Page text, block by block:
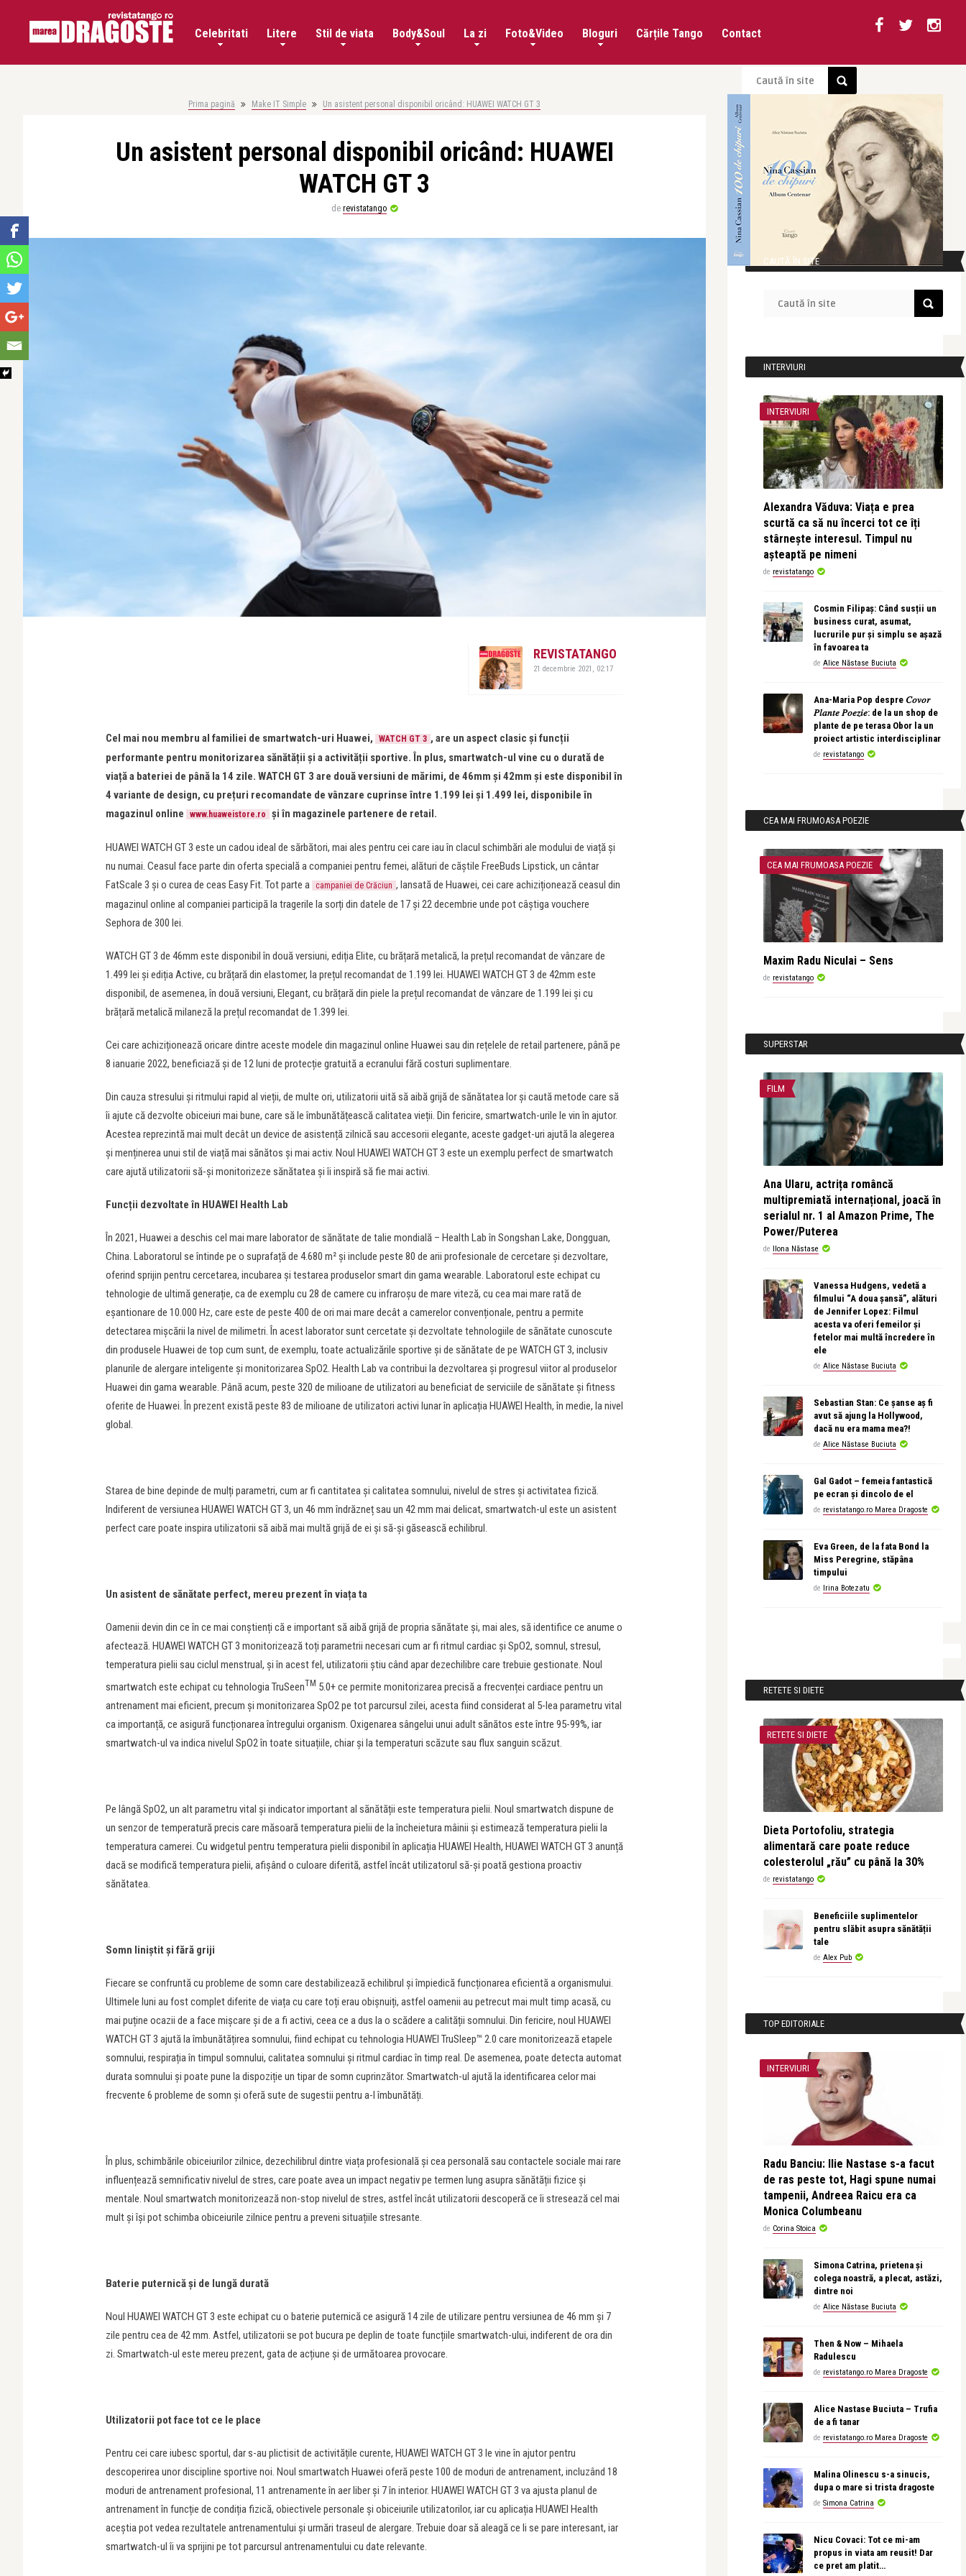
Celebritati Litere Stil de viata Body&Soul La zi Foto&Video Bloguri Cărțile Tango Contact
Prima pagină Make IT Simple Un asistent personal disponibil oricând: HUAWEI WATCH GT 3
Un asistent personal disponibil oricând: HUAWEI
WATCH GT 3
de revistatango
REVISTATANGO
21 decembrie 2021, 02:17
Cel mai nou membru al familiei de smartwatch-uri Huawei, WATCH GT 3 , are un aspect clasic și funcții
performante pentru monitorizarea sănătății și a activității sportive. În plus, smartwatch-ul vine cu o durată de
viață a bateriei de până la 14 zile. WATCH GT 3 are două versiuni de mărimi, de 46mm și 42mm și este disponibil în
4 variante de design, cu prețuri recomandate de vânzare cuprinse între 1.199 lei și 1.499 lei, disponibile în
magazinul online
www.huaweistore.ro și în magazinele partenere de retail.
HUAWEI WATCH GT 3 este un cadou ideal de sărbători, mai ales pentru cei care iau în clacul schimbări ale modului de viață și
nu numai. Ceasul face parte din oferta specială a companiei pentru femei, alături de căștile FreeBuds Lipstick, un cântar
FatScale 3 și o curea de ceas Easy Fit. Tot parte a
campaniei de Crăciun , lansată de Huawei, cei care achiziționează ceasul din
magazinul online al companiei participă la tragerile la sorți din datele de 17 și 22 decembrie unde pot câștiga vouchere
Sephora de 300 lei.
WATCH GT 3 de 46mm este disponibil în două versiuni, ediția Elite, cu brățară metalică, la prețul recomandat de vânzare de
1.499 lei și ediția Active, cu brățară din elastomer, la prețul recomandat de 1.199 lei. HUAWEI WATCH GT 3 de 42mm este
disponibil, de asemenea, în două versiuni, Elegant, cu brățară din piele la prețul recomandat de vânzare de 1.199 lei și cu
brățară metalică milaneză la prețul recomandat de 1.399 lei.
Cei care achiziționează oricare dintre aceste modele din magazinul online Huawei sau din rețelele de retail partenere, până pe
8 ianuarie 2022, beneficiază și de 12 luni de protecție gratuită a ecranului fără costuri suplimentare.
Din cauza stresului și ritmului rapid al vieții, de multe ori, utilizatorii uită să aibă grijă de sănătatea lor și caută metode care să
îi ajute că dezvolte obiceiuri mai bune, care să le îmbunătățească calitatea vieții. Din fericire, smartwatch-urile le vin în ajutor.
Acestea reprezintă mai mult decât un device de asistență zilnică sau accesorii elegante, aceste gadget-uri ajută la alegerea
și menținerea unui stil de viață mai sănătos și mai activ. Noul HUAWEI WATCH GT 3 este un exemplu perfect de smartwatch
care ajută utilizatorii să-și monitorizeze sănătatea și îi inspiră să fie mai activi.
Funcții dezvoltate în HUAWEI Health Lab
În 2021, Huawei a deschis cel mai mare laborator de sănătate de talie mondială – Health Lab în Songshan Lake, Dongguan,
China. Laboratorul se întinde pe o suprafață de 4.680 m² și include peste 80 de arii profesionale de cercetare și dezvoltare,
oferind sprijin pentru cercetarea, incubarea și testarea produselor smart din gama wearable. Laboratorul este echipat cu
tehnologie de ultimă generație, ca de exemplu cu 28 de camere cu infraroșu de mare viteză, cu cea mai mare rată de
eșantionare de 10.000 Hz, care este de peste 400 de ori mai mare decât a camerelor convenționale, pentru a permite
detectarea mișcării la nivel de milimetri. În acest laborator sunt cercetate și dezvoltate tehnologiile de sănătate cunoscute
din produsele Huawei de top cum sunt, de exemplu, toate actualizările sportive și de sănătate de pe WATCH GT 3, inclusiv
planurile de alergare inteligente și monitorizarea SpO2. Health Lab va contribui la dezvoltarea și progresul viitor al produselor
Huawei din gama wearable. Până acum, peste 320 de milioane de utilizatori au beneficiat de serviciile de sănătate și fitness
oferite de Huawei. În prezent există peste 83 de milioane de utilizatori activi lunar în aplicația HUAWEI Health, în medie, la nivel
global.
Starea de bine depinde de mulți parametri, cum ar fi cantitatea și calitatea somnului, nivelul de stres și activitatea fizică.
Indiferent de versiunea HUAWEI WATCH GT 3, un 46 mm îndrăzneț sau un 42 mm mai delicat, smartwatch-ul este un asistent
perfect care poate inspira utilizatorii să aibă mai multă grijă de ei și să-și găsească echilibrul.
Un asistent de sănătate perfect, mereu prezent în viața ta
Oamenii devin din ce în ce mai conștienți că e important să aibă grijă de propria sănătate și, mai ales, să identifice ce anume o
afectează. HUAWEI WATCH GT 3 monitorizează toți parametrii necesari cum ar fi ritmul cardiac și SpO2, somnul, stresul,
temperatura pielii sau ciclul menstrual, și în acest fel, utilizatorii știu când apar dezechilibre care trebuie gestionate. Noul
smartwatch este echipat cu tehnologia TruSeenTM 5.0+ ce permite monitorizarea precisă a frecvenței cardiace pentru un
antrenament mai eficient, precum și monitorizarea SpO2 pe tot parcursul zilei, acesta fiind considerat al 5-lea parametru vital
ca importanță, ce asigură funcționarea întregului organism. Oxigenarea sângelui unui adult sănătos este între 95-99%, iar
smartwatch-ul va indica nivelul SpO2 în toate situațiile, chiar și la temperaturi scăzute sau flux sanguin scăzut.
Pe lângă SpO2, un alt parametru vital și indicator important al sănătății este temperatura pielii. Noul smartwatch dispune de
un senzor de temperatură precis care măsoară temperatura pielii de la încheietura mâinii și estimează temperatura pielii la
temperatura camerei. Cu widgetul pentru temperatura pielii disponibil în aplicația HUAWEI Health, HUAWEI WATCH GT 3 anunță
dacă se modifică temperatura pielii, afișând o culoare diferită, astfel încât utilizatorul să-și poată gestiona proactiv
sănătatea.
Somn liniștit și fără griji
Fiecare se confruntă cu probleme de somn care destabilizează echilibrul și împiedică funcționarea eficientă a organismului.
Ultimele luni au fost complet diferite de viața cu care toți erau obișnuiți, astfel oamenii au petrecut mai mult timp acasă, cu
mai puține ocazii de a face mișcare și de a fi activi, ceea ce a dus la o scădere a calității somnului. Din fericire, noul HUAWEI
WATCH GT 3 ajută la îmbunătățirea somnului, fiind echipat cu tehnologia HUAWEI TruSleep™ 2.0 care monitorizează etapele
somnului, respirația în timpul somnului, calitatea somnului și ritmul cardiac în timp real. De asemenea, poate detecta automat
durata somnului și poate pune la dispoziție un tipar de somn cuprinzător. Smartwatch-ul ajută la identificarea celor mai
frecvente 6 probleme de somn și oferă sute de sugestii pentru a-l îmbunătăți.
În plus, schimbările obiceiurilor zilnice, dezechilibrul dintre viața profesională și cea personală sau contactele sociale mai rare
influențează semnificativ nivelul de stres, care poate avea un impact negativ pe termen lung asupra sănătății fizice și
mentale. Noul smartwatch monitorizează non-stop nivelul de stres, astfel încât utilizatorii descoperă ce îi stresează cel mai
mult și își pot schimba obiceiurile zilnice pentru a preveni situațiile stresante.
Baterie puternică și de lungă durată
Noul HUAWEI WATCH GT 3 este echipat cu o baterie puternică ce asigură 14 zile de utilizare pentru versiunea de 46 mm și 7
zile pentru cea de 42 mm. Astfel, utilizatorii se pot bucura pe deplin de toate funcțiile smartwatch-ului, indiferent de ora din
zi. Smartwatch-ul este mereu prezent, gata de acțiune și de următoarea provocare.
Utilizatorii pot face tot ce le place
Pentru cei care iubesc sportul, dar s-au plictisit de activitățile curente, HUAWEI WATCH GT 3 le vine în ajutor pentru
descoperirea unor discipline sportive noi. Noul smartwatch Huawei oferă peste 100 de moduri de antrenament, incluzând 18
moduri de antrenament profesional, 11 antrenamente în aer liber și 7 în interior. HUAWEI WATCH GT 3 va ajusta planul de
antrenament în funcție de condiția fizică, obiectivele personale și obiceiurile utilizatorilor, iar cu aplicația HUAWEI Health
aceștia pot vedea rezultatele antrenamentului și urmări traseul de alergare. Trebuie doar să aleagă ce li se pare interesant, iar
smartwatch-ul îi va sprijini pe tot parcursul antrenamentului cu date relevante.
CAUTĂ ÎN SITE
INTERVIURI
INTERVIURI
Alexandra Văduva: Viața e prea
scurtă ca să nu încerci tot ce îți
stârnește interesul. Timpul nu
așteaptă pe nimeni
de revistatango
Cosmin Filipaș: Când susții un
business curat, asumat,
lucrurile pur și simplu se așază
în favoarea ta
de Alice Năstase Buciuta
Ana-Maria Pop despre 𝐶𝑜𝑣𝑜𝑟
𝑃𝑙𝑎𝑛𝑡𝑒 𝑃𝑜𝑒𝑧𝑖𝑒: de la un shop de
plante de pe terasa Obor la un
proiect artistic interdisciplinar
de revistatango
CEA MAI FRUMOASA POEZIE
CEA MAI FRUMOASA POEZIE
Maxim Radu Niculai – Sens
de revistatango
SUPERSTAR
FILM
Ana Ularu, actrița româncă
multipremiată internațional, joacă în
serialul nr. 1 al Amazon Prime, The
Power/Puterea
de Ilona Năstase
Vanessa Hudgens, vedetă a
filmului “A doua șansă”, alături
de Jennifer Lopez: Filmul
acesta va oferi femeilor și
fetelor mai multă încredere în
ele
de Alice Năstase Buciuta
Sebastian Stan: Ce șanse aș fi
avut să ajung la Hollywood,
dacă nu era mama mea?!
de Alice Năstase Buciuta
Gal Gadot – femeia fantastică
pe ecran și dincolo de el
de revistatango.ro Marea Dragoste
Eva Green, de la fata Bond la
Miss Peregrine, stăpâna
timpului
de Irina Botezatu
RETETE SI DIETE
RETETE SI DIETE
Dieta Portofoliu, strategia
alimentară care poate reduce
colesterolul „rău” cu până la 30%
de revistatango
Beneficiile suplimentelor
pentru slăbit asupra sănătății
tale
de Alex Pub
TOP EDITORIALE
INTERVIURI
Radu Banciu: Ilie Nastase s-a facut
de ras peste tot, Hagi spune numai
tampenii, Andreea Raicu era ca
Monica Columbeanu
de Corina Stoica
Simona Catrina, prietena și
colega noastră, a plecat, astăzi,
dintre noi
de Alice Năstase Buciuta
Then & Now – Mihaela
Radulescu
de revistatango.ro Marea Dragoste
Alice Nastase Buciuta – Trufia
de a fi tanar
de revistatango.ro Marea Dragoste
Malina Olinescu s-a sinucis,
dupa o mare si trista dragoste
de Simona Catrina
Nicu Covaci: Tot ce mi-am
propus in viata am reusit! Dar
ce pret am platit…